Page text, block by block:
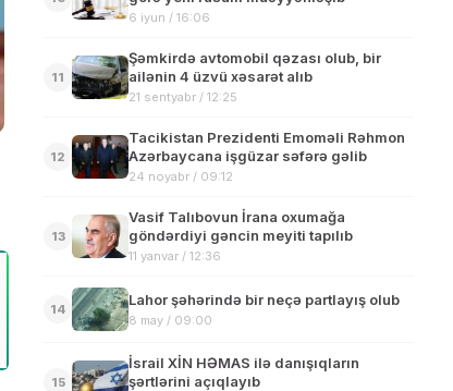
6 iyun / 16:06
11
Şəmkirdə avtomobil qəzası olub, bir
ailənin 4 üzvü xəsarət alıb
21 sentyabr / 12:25
12
Tacikistan Prezidenti Emoməli Rəhmon
Azərbaycana işgüzar səfərə gəlib
24 noyabr / 09:12
13
Vasif Talıbovun İrana oxumağa
göndərdiyi gəncin meyiti tapılıb
11 yanvar / 12:36
14
Lahor şəhərində bir neçə partlayış olub
8 may / 09:00
15
İsrail XİN HƏMAS ilə danışıqların
şərtlərini açıqlayıb